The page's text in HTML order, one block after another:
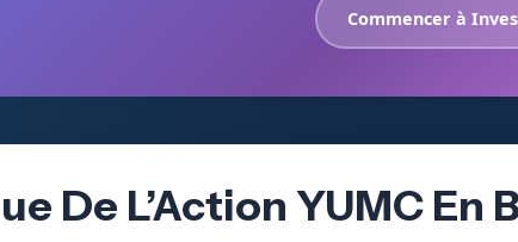
Commencer à
De L’Action YUMC En